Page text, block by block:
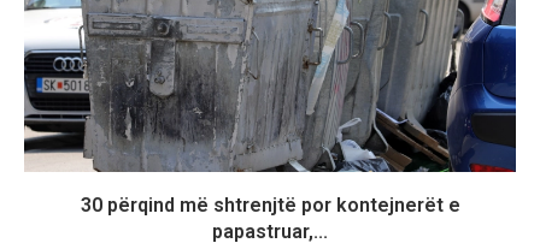
30 përqind më shtrenjtë por kontejnerët e
papastruar,...